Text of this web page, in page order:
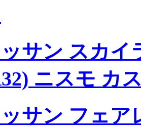
サン スカイ
ニスモ カ
サン フェア